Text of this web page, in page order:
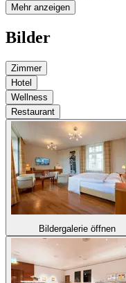
Mehr anzeigen
Bilder
Zimmer
Hotel
Wellness
Restaurant
Bildergalerie öffnen